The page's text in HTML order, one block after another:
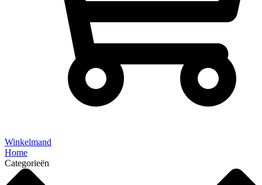
Winkelmand
Home
Categorieën